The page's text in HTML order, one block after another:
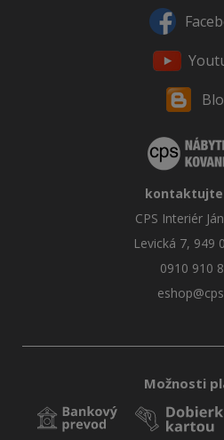
kontaktujte
CPS Interiér
Levická 7, 949
0910 910
Možnosti